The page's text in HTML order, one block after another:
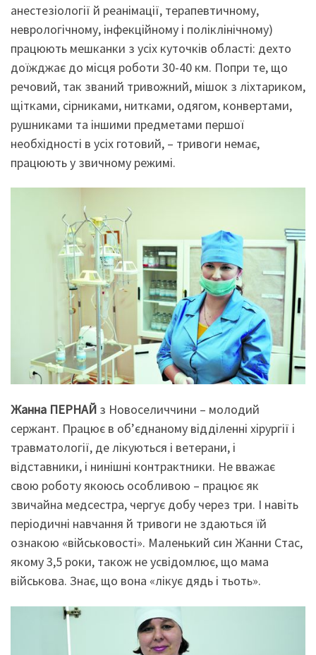
анестезіології й реанімації, терапевтичному,
неврологічному, інфекційному і поліклінічному)
працюють мешканки з усіх куточків області: дехто
доїжджає до місця роботи 30-40 км. Попри те, що
речовий, так званий тривожний, мішок з ліхтариком,
щітками, сірниками, нитками, одягом, конвертами,
рушниками та іншими предметами першої
необхідності в усіх готовий, – тривоги немає,
працюють у звичному режимі.
Жанна ПЕРНАЙ з Новоселиччини – молодий
сержант. Працює в об’єднаному відділенні хірургії і
травматології, де лікуються і ветерани, і
відставники, і нинішні контрактники. Не вважає
свою роботу якоюсь особливою – працює як
звичайна медсестра, чергує добу через три. І навіть
періодичні навчання й тривоги не здаються їй
ознакою «військовості». Маленький син Жанни Стас,
якому 3,5 роки, також не усвідомлює, що мама
військова. Знає, що вона «лікує дядь і тьоть».